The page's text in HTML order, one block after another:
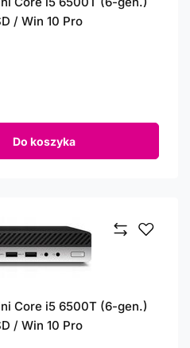
/ Win 10 Pro
Do koszyka
Core i5 6500T (6-gen.)
/ Win 10 Pro